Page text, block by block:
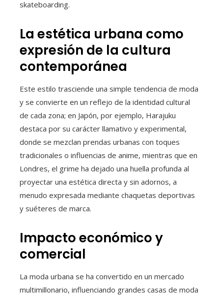
skateboarding.
La estética urbana como
expresión de la cultura
contemporánea
Este estilo trasciende una simple tendencia de moda
y se convierte en un reflejo de la identidad cultural
de cada zona; en Japón, por ejemplo, Harajuku
destaca por su carácter llamativo y experimental,
donde se mezclan prendas urbanas con toques
tradicionales o influencias de anime, mientras que en
Londres, el grime ha dejado una huella profunda al
proyectar una estética directa y sin adornos, a
menudo expresada mediante chaquetas deportivas
y suéteres de marca.
Impacto económico y
comercial
La moda urbana se ha convertido en un mercado
multimillonario, influenciando grandes casas de moda